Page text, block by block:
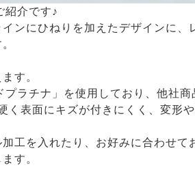
紹介です♪
ンにひねりを加えたデザインに
す。
ラチナ」を使用しており、他社
表面にキズが付きにくく、変形
工を入れたり、お好みに合わせて
す。